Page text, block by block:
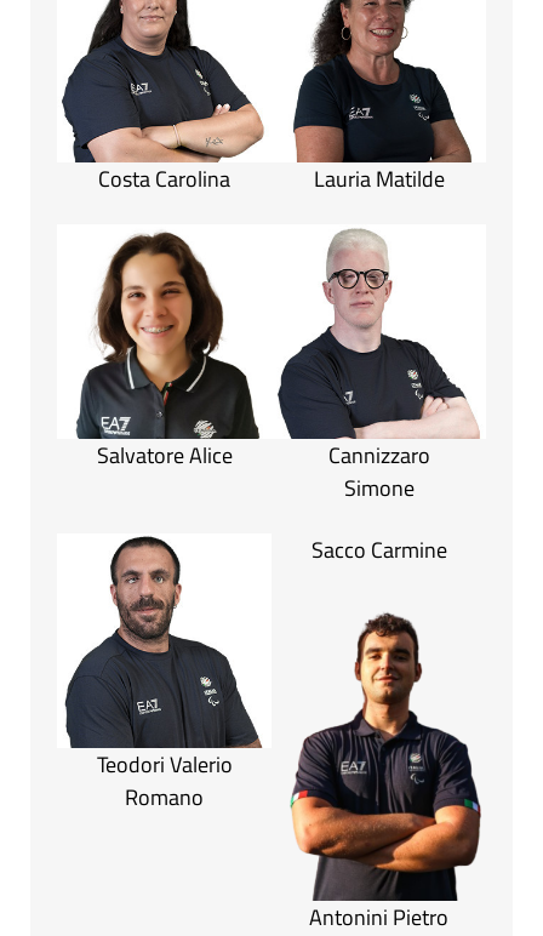
Costa Carolina Lauria Matilde
Salvatore Alice
Cannizzaro
Simone
Teodori Valerio
Romano
Sacco Carmine
Antonini Pietro